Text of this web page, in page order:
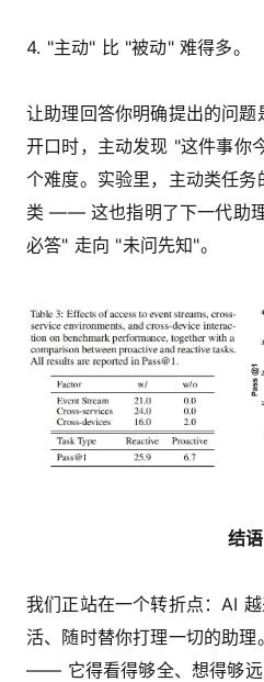
4. "主动" 比 "被动" 难得多。
让助理回答你明确提出的问
开口时，主动发现 "这件事你
个难度。实验里，主动类任
类 —— 这也指明了下一代助
必答" 走向 "未问先知"。
结语
我们正站在一个转折点：AI
活、随时替你打理一切的助
—— 它得看得够全、想得够远